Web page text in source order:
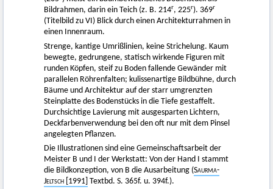
Bildrahmen, darin ein Teich (z. B. 214r, 225r). 369r
(Titelbild zu VI) Blick durch einen Architekturrahmen in
einen Innenraum.
Strenge, kantige Umrißlinien, keine Strichelung. Kaum
bewegte, gedrungene, statisch wirkende Figuren mit
runden Köpfen, steif zu Boden fallende Gewänder mit
parallelen Röhrenfalten; kulissenartige Bildbühne, durch
Bäume und Architektur auf der starr umgrenzten
Steinplatte des Bodenstücks in die Tiefe gestaffelt.
Durchsichtige Lavierung mit ausgesparten Lichtern,
Deckfarbenverwendung bei den oft nur mit dem Pinsel
angelegten Pflanzen.
Die Illustrationen sind eine Gemeinschaftsarbeit der
Meister B und I der Werkstatt: Von der Hand I stammt
die Bildkonzeption, von B die Ausarbeitung (Saurma-
Jeltsch [1991] Textbd. S. 365f. u. 394f.).